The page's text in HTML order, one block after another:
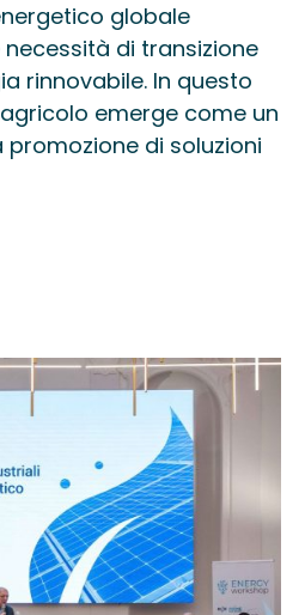
globale
di transizione
rinnovabile. In questo
emerge come un
di soluzioni